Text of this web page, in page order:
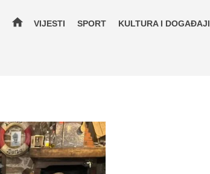
home VIJESTI SPORT KULTURA I DOGAĐAJI